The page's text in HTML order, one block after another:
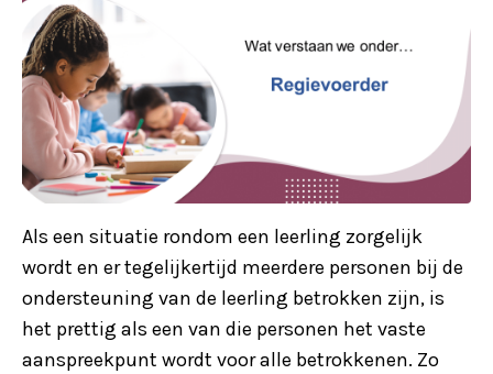
Als een situatie rondom een leerling zorgelijk
wordt en er tegelijkertijd meerdere personen bij de
ondersteuning van de leerling betrokken zijn, is
het prettig als een van die personen het vaste
aanspreekpunt wordt voor alle betrokkenen. Zo